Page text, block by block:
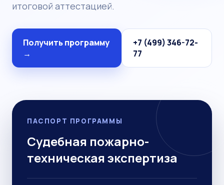
итоговой аттестацией.
Получить программу
→
+7 (499) 346-72-
77
ПАСПОРТ ПРОГРАММЫ
Судебная пожарно-
техническая экспертиза